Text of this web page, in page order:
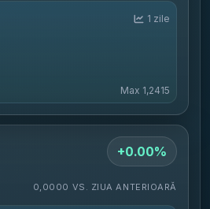
1 zile
Max 1,2415
+0.00%
0,0000 VS. ZIUA ANTERIOARĂ